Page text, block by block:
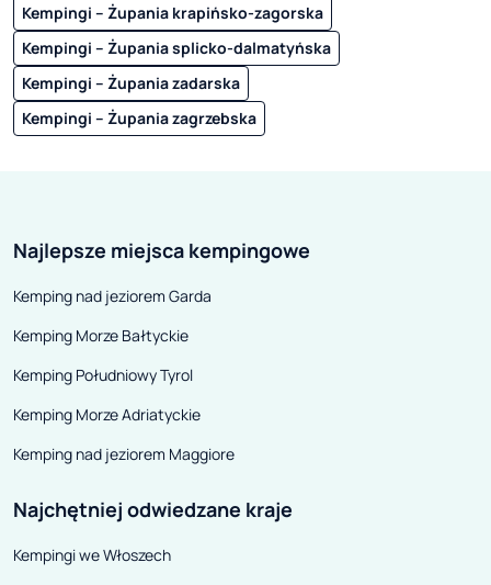
Kempingi – Żupania krapińsko-zagorska
Kempingi – Żupania splicko-dalmatyńska
Kempingi – Żupania zadarska
Kempingi – Żupania zagrzebska
Najlepsze miejsca kempingowe
Kemping nad jeziorem Garda
Kemping Morze Bałtyckie
Kemping Południowy Tyrol
Kemping Morze Adriatyckie
Kemping nad jeziorem Maggiore
Najchętniej odwiedzane kraje
Kempingi we Włoszech